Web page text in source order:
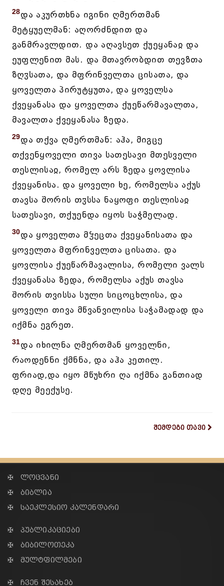
28და აკურთხნა იგინი ღმერთმან
მეტყუელმან: აღორძნდით და
განმრავლდით. და აღავსეთ ქუეყანაჲ და
ეუფლენით მას. და მთავრობდით თევზთა
ზღჳსათა, და მფრინველთა ცისათა, და
ყოველთა პირუტყუთა, და ყოველსა
ქვეყანასა და ყოველთა ქუეწარმავალთა,
მავალთა ქვეყანასა ზედა.
29და თქვა ღმერთმან: აჰა, მიგცე
თქვენყოველი თივა სათესავი მთესველი
თესლისაჲ, რომელ არს ზედა ყოვლისა
ქვეყანისა. და ყოველი ხე, რომელსა აქუს
თავსა შორის თჳსსა ნაყოფი თესლისაჲ
სათესავი, თქუენდა იყოს საჭმელად.
30და ყოველთა მჴეცთა ქვეყანისათა და
ყოველთა მფრინველთა ცისათა. და
ყოვლისა ქუეწარმავალისა, რომელი ვალს
ქვეყანასა ზედა, რომელსა აქუს თავსა
შორის თვისსა სული სიცოცხლისა, და
ყოველი თივა მწვანვილისა საჭამადად და
იქმნა ეგრეთ.
31და იხილნა ღმერთმან ყოველნი,
რაოდენნი ქმნნა, და აჰა კეთილ.
ფრიად,და იყო მწუხრი ღა იქმნა განთიად
დღე მეექუსე.
შემდეგი თავი
✠ ლოცვანი
✠ ბიბლია
✠ საეკლესიო კალენდარი
✠ პუბლიკაციები
✠ ბიბილოთეკა
✠ მულტფილმები
✠ ჩვენ შესახებ